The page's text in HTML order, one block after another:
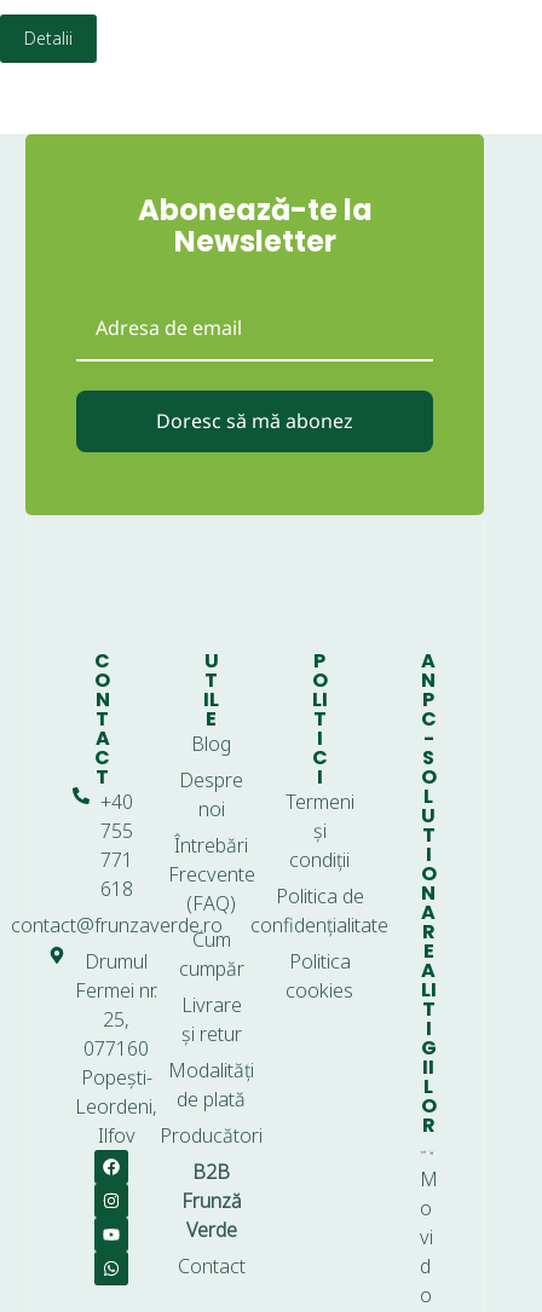
Detalii
Abonează-te la
Newsletter
Doresc să mă abonez
C
O
N
T
A
C
T
+40
755
771
618
contact@frunzaverde.ro
Drumul
Fermei nr.
25,
077160
Popești-
Leordeni,
Ilfov
U
T
IL
E
Blog
Despre
noi
Întrebări
Frecvente
(FAQ)
Cum
cumpăr
Livrare
și retur
Modalități
de plată
Producători
B2B
Frunză
Verde
Contact
P
O
LI
T
I
C
I
Termeni
și
condiții
Politica de
confidențialitate
Politica
cookies
A
N
P
C
-
S
O
L
U
T
I
O
N
A
R
E
A
LI
T
I
G
II
L
O
R
M
o
vi
d
o